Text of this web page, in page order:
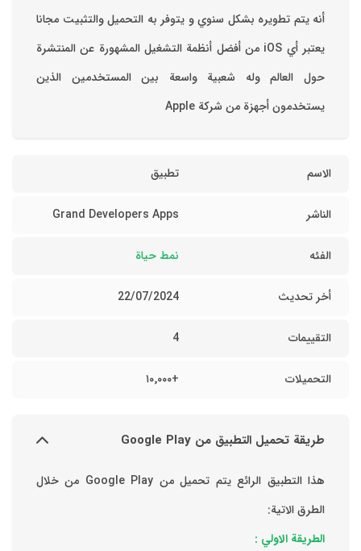
أنه يتم تطويره بشكل سنوي و يتوفر به التحميل والتثبيت مجانا
‏يعتبر أي iOS من أفضل أنظمة التشغيل المشهورة عن المنتشرة
حول العالم وله شعبية واسعة بين المستخدمين الذين
يستخدمون أجهزة من شركة Apple
الاسم تطبيق
الناشر Grand Developers Apps
الفئه نمط حياة
أخر تحديث 22/07/2024
التقييمات 4
التحميلات +١٠٬٠٠٠
طريقة تحميل التطبيق من Google Play
هذا التطبيق الرائع يتم تحميل من Google Play من خلال
الطرق الاتية:
الطريقة الاولي :